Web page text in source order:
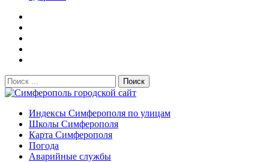
Поиск:
Симферополь городской сайт
Индексы Симферополя по улицам
Школы Симферополя
Карта Симферополя
Погода
Аварийные службы